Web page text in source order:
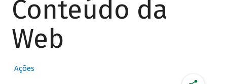
Conteúdo da
Web
Ações